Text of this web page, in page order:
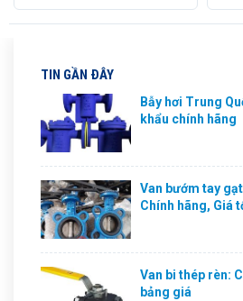
TIN GẦN ĐÂY
Bẫy hơi Trung
khẩu chính hãng
Van bướm tay gạt
Chính hãng, Giá
Van bi thép rèn:
bảng giá